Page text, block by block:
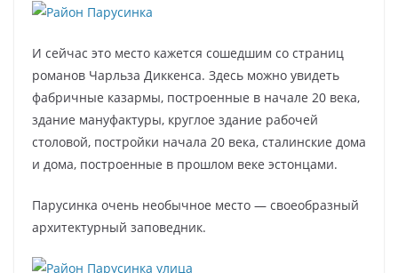
И сейчас это место кажется сошедшим со страниц
романов Чарльза Диккенса. Здесь можно увидеть
фабричные казармы, построенные в начале 20 века,
здание мануфактуры, круглое здание рабочей
столовой, постройки начала 20 века, сталинские дома
и дома, построенные в прошлом веке эстонцами.
Парусинка очень необычное место — своеобразный
архитектурный заповедник.